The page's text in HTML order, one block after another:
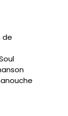
de